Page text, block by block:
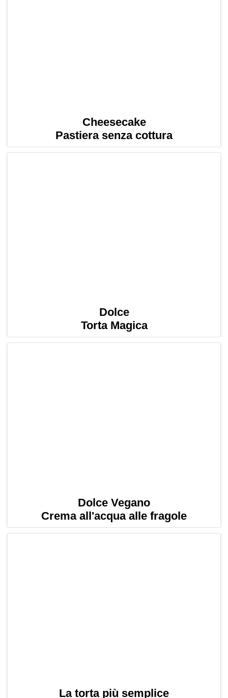
Cheesecake
Pastiera senza cottura
Dolce
Torta Magica
Dolce Vegano
Crema all'acqua alle fragole
La torta più semplice